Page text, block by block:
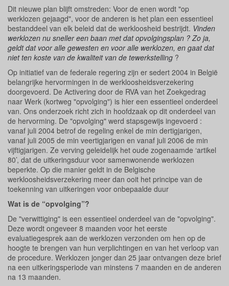
Dit nieuwe plan blijft omstreden: Voor de enen wordt "op
werklozen gejaagd", voor de anderen is het plan een essentieel
bestanddeel van elk beleid dat de werkloosheid bestrijdt. Vinden
werklozen nu sneller een baan met dat opvolgingsplan ? Zo ja,
geldt dat voor alle gewesten en voor alle werklozen, en gaat dat
niet ten koste van de kwaliteit van de tewerkstelling ?
Op initiatief van de federale regering zijn er sedert 2004 in België
belangrijke hervormingen in de werkloosheidsverzekering
doorgevoerd. De Activering door de RVA van het Zoekgedrag
naar Werk (kortweg "opvolging") is hier een essentieel onderdeel
van. Ons onderzoek richt zich in hoofdzaak op dit onderdeel van
de hervorming. De "opvolging" werd stapsgewijs ingevoerd :
vanaf juli 2004 betrof de regeling enkel de min dertigjarigen,
vanaf juli 2005 de min veertigjarigen en vanaf juli 2006 de min
vijftigjarigen. Ze verving geleidelijk het oude zogenaamde ‘artikel
80’, dat de uitkeringsduur voor samenwonende werklozen
beperkte. Op die manier geldt in de Belgische
werkloosheidsverzekering meer dan ooit het principe van de
toekenning van uitkeringen voor onbepaalde duur
Wat is de “opvolging”?
De "verwittiging" is een essentieel onderdeel van de "opvolging".
Deze wordt ongeveer 8 maanden voor het eerste
evaluatiegesprek aan de werklozen verzonden om hen op de
hoogte te brengen van hun verplichtingen en van het verloop van
de procedure. Werklozen jonger dan 25 jaar ontvangen deze brief
na een uitkeringsperiode van minstens 7 maanden en de anderen
na 13 maanden.